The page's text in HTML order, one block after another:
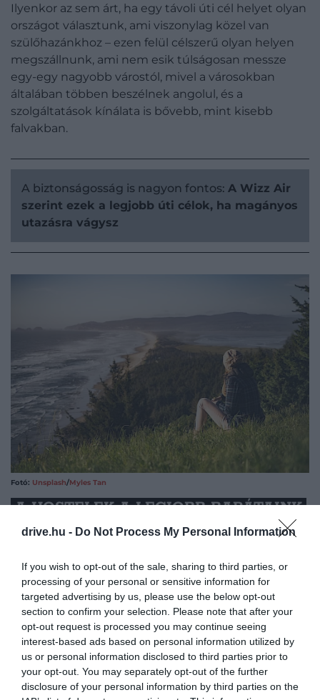
drive.hu - Do Not Process My Personal Information
If you wish to opt-out of the sale, sharing to third parties, or
processing of your personal or sensitive information for
targeted advertising by us, please use the below opt-out
section to confirm your selection. Please note that after your
opt-out request is processed you may continue seeing
interest-based ads based on personal information utilized by
us or personal information disclosed to third parties prior to
your opt-out. You may separately opt-out of the further
disclosure of your personal information by third parties on the
Ilyenkor az sem árt, ha egy távoli úti cél helyet olyan
országot választunk, ami viszonylag közel van
szülőhazánkhoz – ezen felül célszerű olyan helyen
megszállnunk, ami nem esik túlságosan messze
egy-egy nagyobb várostól, mivel a városokban
általában többen beszélnek angolul, és a
szolgáltatások kínálata is bővebb, mint kisebb
falvakban.
A biztonságosság is nagyon fontos: A Wizz Air
szerint ezek a legjobb úti célok, ha magányos
utazásra vágysz
Fotó: Unsplash/Myles Tan
A HOSTELEK A LEGJOBB BARÁTAINK
Legyen szó magányos strandolásról, vagy pezsgő
beszélgetnünk, illetve van kitől tanácsot kérnünk. A
hostelekben általában sok – egyedül – utazó ember
megfordul, akik gyakran hasonló cipőben járnak,
mint mi. Ráadásul a hostelek szinte mindenhol
drágábbak, mint egy Airbnb, így a pénztárcánk is
örülni fog ennek a választásnak. A válogatáshoz
használjuk a nagyobb oldalakat, amilyen például a
Hostelworld – ám minden esetben olvassuk el az